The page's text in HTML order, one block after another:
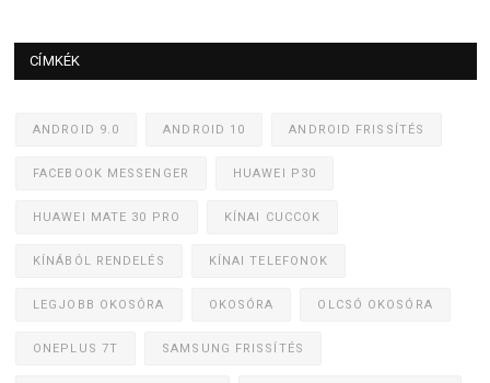
CÍMKÉK
ANDROID 9.0 ANDROID 10 ANDROID FRISSÍTÉS
FACEBOOK MESSENGER HUAWEI P30
HUAWEI MATE 30 PRO KÍNAI CUCCOK
KÍNÁBÓL RENDELÉS KÍNAI TELEFONOK
LEGJOBB OKOSÓRA OKOSÓRA OLCSÓ OKOSÓRA
ONEPLUS 7T SAMSUNG FRISSÍTÉS